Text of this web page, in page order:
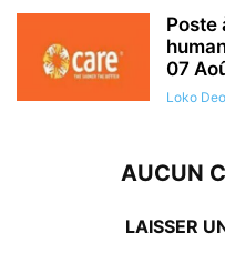
Poste
07
Loko
AUCUN
LAISSER